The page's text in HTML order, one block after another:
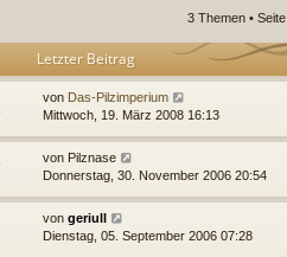
3 Themen • Seite
Letzter Beitrag
von Das-Pilzimperium
Mittwoch, 19. März 2008 16:13
von Pilznase
Donnerstag, 30. November 2006 20:54
von geriull
Dienstag, 05. September 2006 07:28